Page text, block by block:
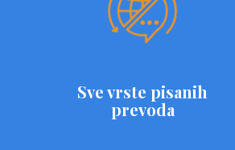
Sve vrste pisanih
prevoda